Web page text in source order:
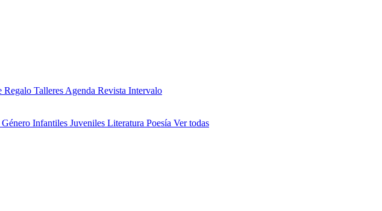
Regalo Talleres Agenda Revista Intervalo
Género Infantiles Juveniles Literatura Poesía Ver todas